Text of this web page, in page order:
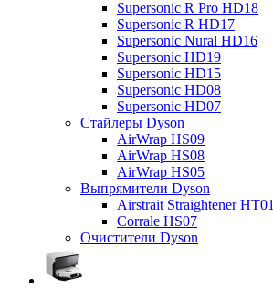
Supersonic R Pro HD18
Supersonic R HD17
Supersonic Nural HD16
Supersonic HD19
Supersonic HD15
Supersonic HD08
Supersonic HD07
Стайлеры Dyson
AirWrap HS09
AirWrap HS08
AirWrap HS05
Выпрямители Dyson
Airstrait Straightener HT01
Corrale HS07
Очистители Dyson